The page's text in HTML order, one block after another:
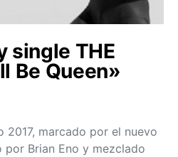
single THE
Be Queen»
2017, marcado por el nuevo
por Brian Eno y mezclado